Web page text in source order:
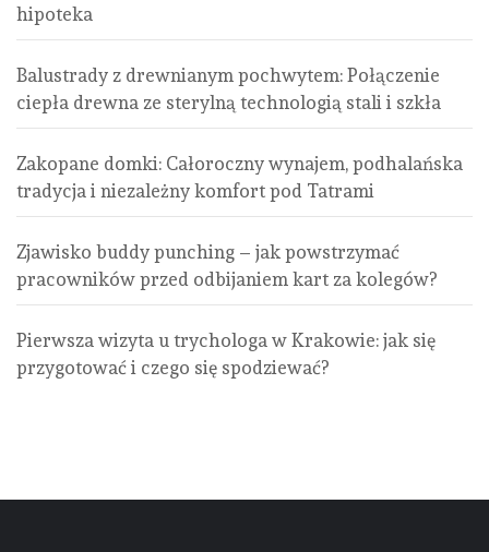
hipoteka
Balustrady z drewnianym pochwytem: Połączenie
ciepła drewna ze sterylną technologią stali i szkła
Zakopane domki: Całoroczny wynajem, podhalańska
tradycja i niezależny komfort pod Tatrami
Zjawisko buddy punching – jak powstrzymać
pracowników przed odbijaniem kart za kolegów?
Pierwsza wizyta u trychologa w Krakowie: jak się
przygotować i czego się spodziewać?